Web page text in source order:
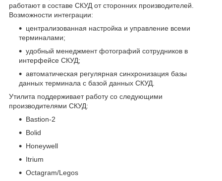
работают в составе СКУД от сторонних производителей.
Возможности интеграции:
централизованная настройка и управление всеми
терминалами;
удобный менеджмент фотографий сотрудников в
интерфейсе СКУД;
автоматическая регулярная синхронизация базы
данных терминала с базой данных СКУД.
Утилита поддерживает работу со следующими
производителями СКУД:
Bastion-2
Bolid
Honeywell
Itrium
Octagram/Legos